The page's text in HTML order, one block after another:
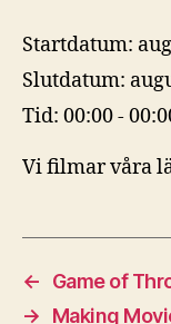
Startdatum:
Slutdatum:
Tid: 00:00 -
Vi filmar våra
←
Game of
→
Making